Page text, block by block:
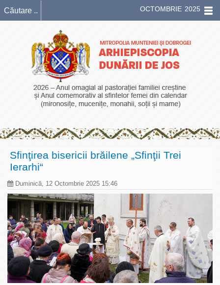
OCTOMBRIE 2025
Sfinţirea bisericii brăilene „Sfinţii Trei
Ierarhi“
Duminică, 12 Octombrie 2025 15:46